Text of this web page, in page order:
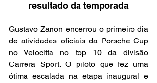
resultado da temporada
Gustavo Zanon encerrou o primeiro dia
de atividades oficiais da Porsche Cup
no Velocitta no top 10 da divisão
Carrera Sport. O piloto que fez uma
ótima escalada na etapa inaugural e